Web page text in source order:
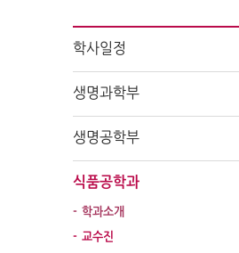
학사일정
생명과학부
생명공학부
식품공학과
학과소개
교수진